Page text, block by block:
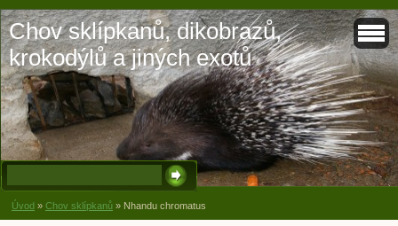
Chov sklípkanů, dikobrazů,
krokodýlů a jiných exotů
Úvod » Chov sklípkanů » Nhandu chromatus